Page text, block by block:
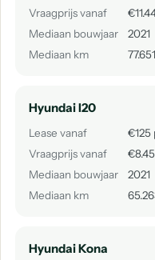
Vraagprijs vanaf
Mediaan bouwjaar
2021
Mediaan km
Hyundai I20
Lease vanaf
€125
Vraagprijs vanaf
Mediaan bouwjaar
2021
Mediaan km
Hyundai Kona